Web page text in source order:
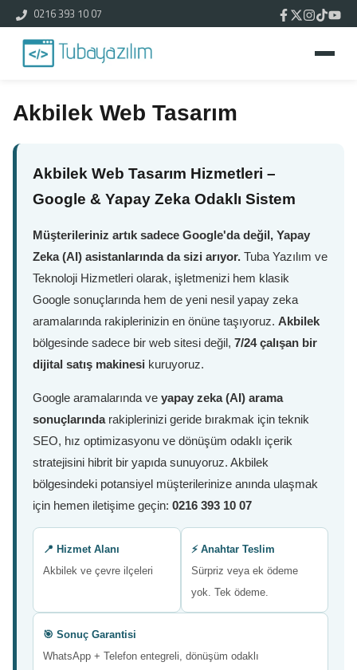
0216 393 10 07
Akbilek Web Tasarım
Akbilek Web Tasarım Hizmetleri –
Google & Yapay Zeka Odaklı Sistem
Müşterileriniz artık sadece Google'da değil, Yapay
Zeka (AI) asistanlarında da sizi arıyor. Tuba Yazılım ve
Teknoloji Hizmetleri olarak, işletmenizi hem klasik
Google sonuçlarında hem de yeni nesil yapay zeka
aramalarında rakiplerinizin en önüne taşıyoruz. Akbilek
bölgesinde sadece bir web sitesi değil, 7/24 çalışan bir
dijital satış makinesi kuruyoruz.
Google aramalarında ve yapay zeka (AI) arama
sonuçlarındarakiplerinizi geride bırakmak için teknik
SEO, hız optimizasyonu ve dönüşüm odaklı içerik
stratejisini hibrit bir yapıda sunuyoruz. Akbilek
bölgesindeki potansiyel müşterilerinize anında ulaşmak
için hemen iletişime geçin: 0216 393 10 07
📍 Hizmet Alanı
Akbilek ve çevre ilçeleri
⚡ Anahtar Teslim
Sürpriz veya ek ödeme
yok. Tek ödeme.
🎯 Sonuç Garantisi
WhatsApp + Telefon entegreli, dönüşüm odaklı